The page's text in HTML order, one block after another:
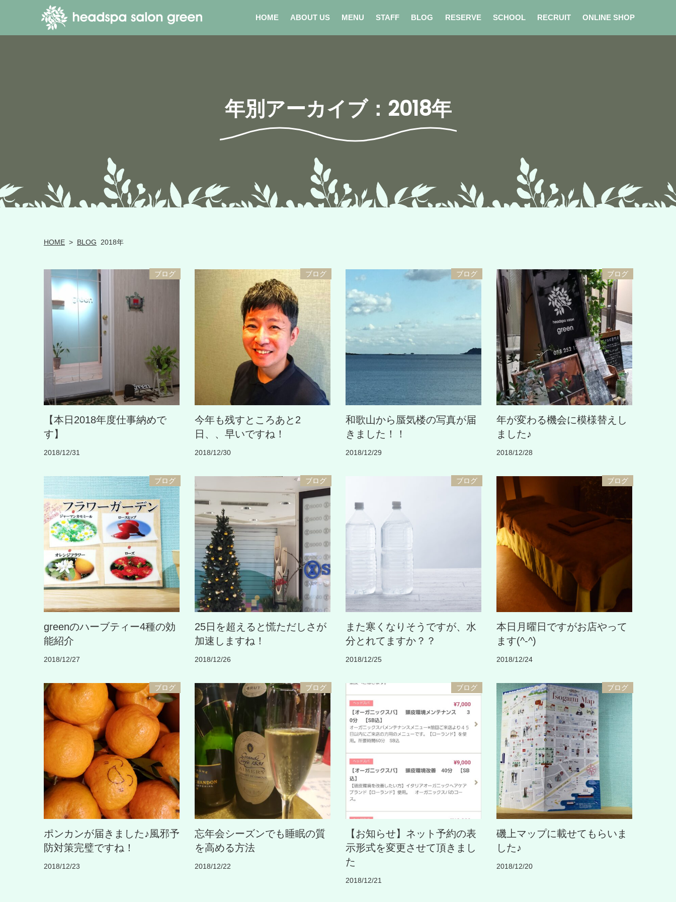
HOME ABOUT US MENU STAFF BLOG RESERVE SCHOOL RECRUIT ONLINE SHOP
年別アーカイブ：2018年
HOME > BLOG 2018年
ブログ
【本日2018年度仕事納めで
す】
2018/12/31
ブログ
今年も残すところあと2
日、、早いですね！
2018/12/30
ブログ
和歌山から蜃気楼の写真が届
きました！！
2018/12/29
ブログ
年が変わる機会に模様替えし
ました♪
2018/12/28
ブログ
greenのハーブティー4種の効
能紹介
2018/12/27
ブログ
25日を超えると慌ただしさが
加速しますね！
2018/12/26
ブログ
また寒くなりそうですが、水
分とれてますか？？
2018/12/25
ブログ
本日月曜日ですがお店やって
ます(^-^)
2018/12/24
ブログ
ポンカンが届きました♪風邪予
防対策完璧ですね！
2018/12/23
ブログ
忘年会シーズンでも睡眠の質
を高める方法
2018/12/22
ブログ
【お知らせ】ネット予約の表
示形式を変更させて頂きまし
た
2018/12/21
ブログ
磯上マップに載せてもらいま
した♪
2018/12/20